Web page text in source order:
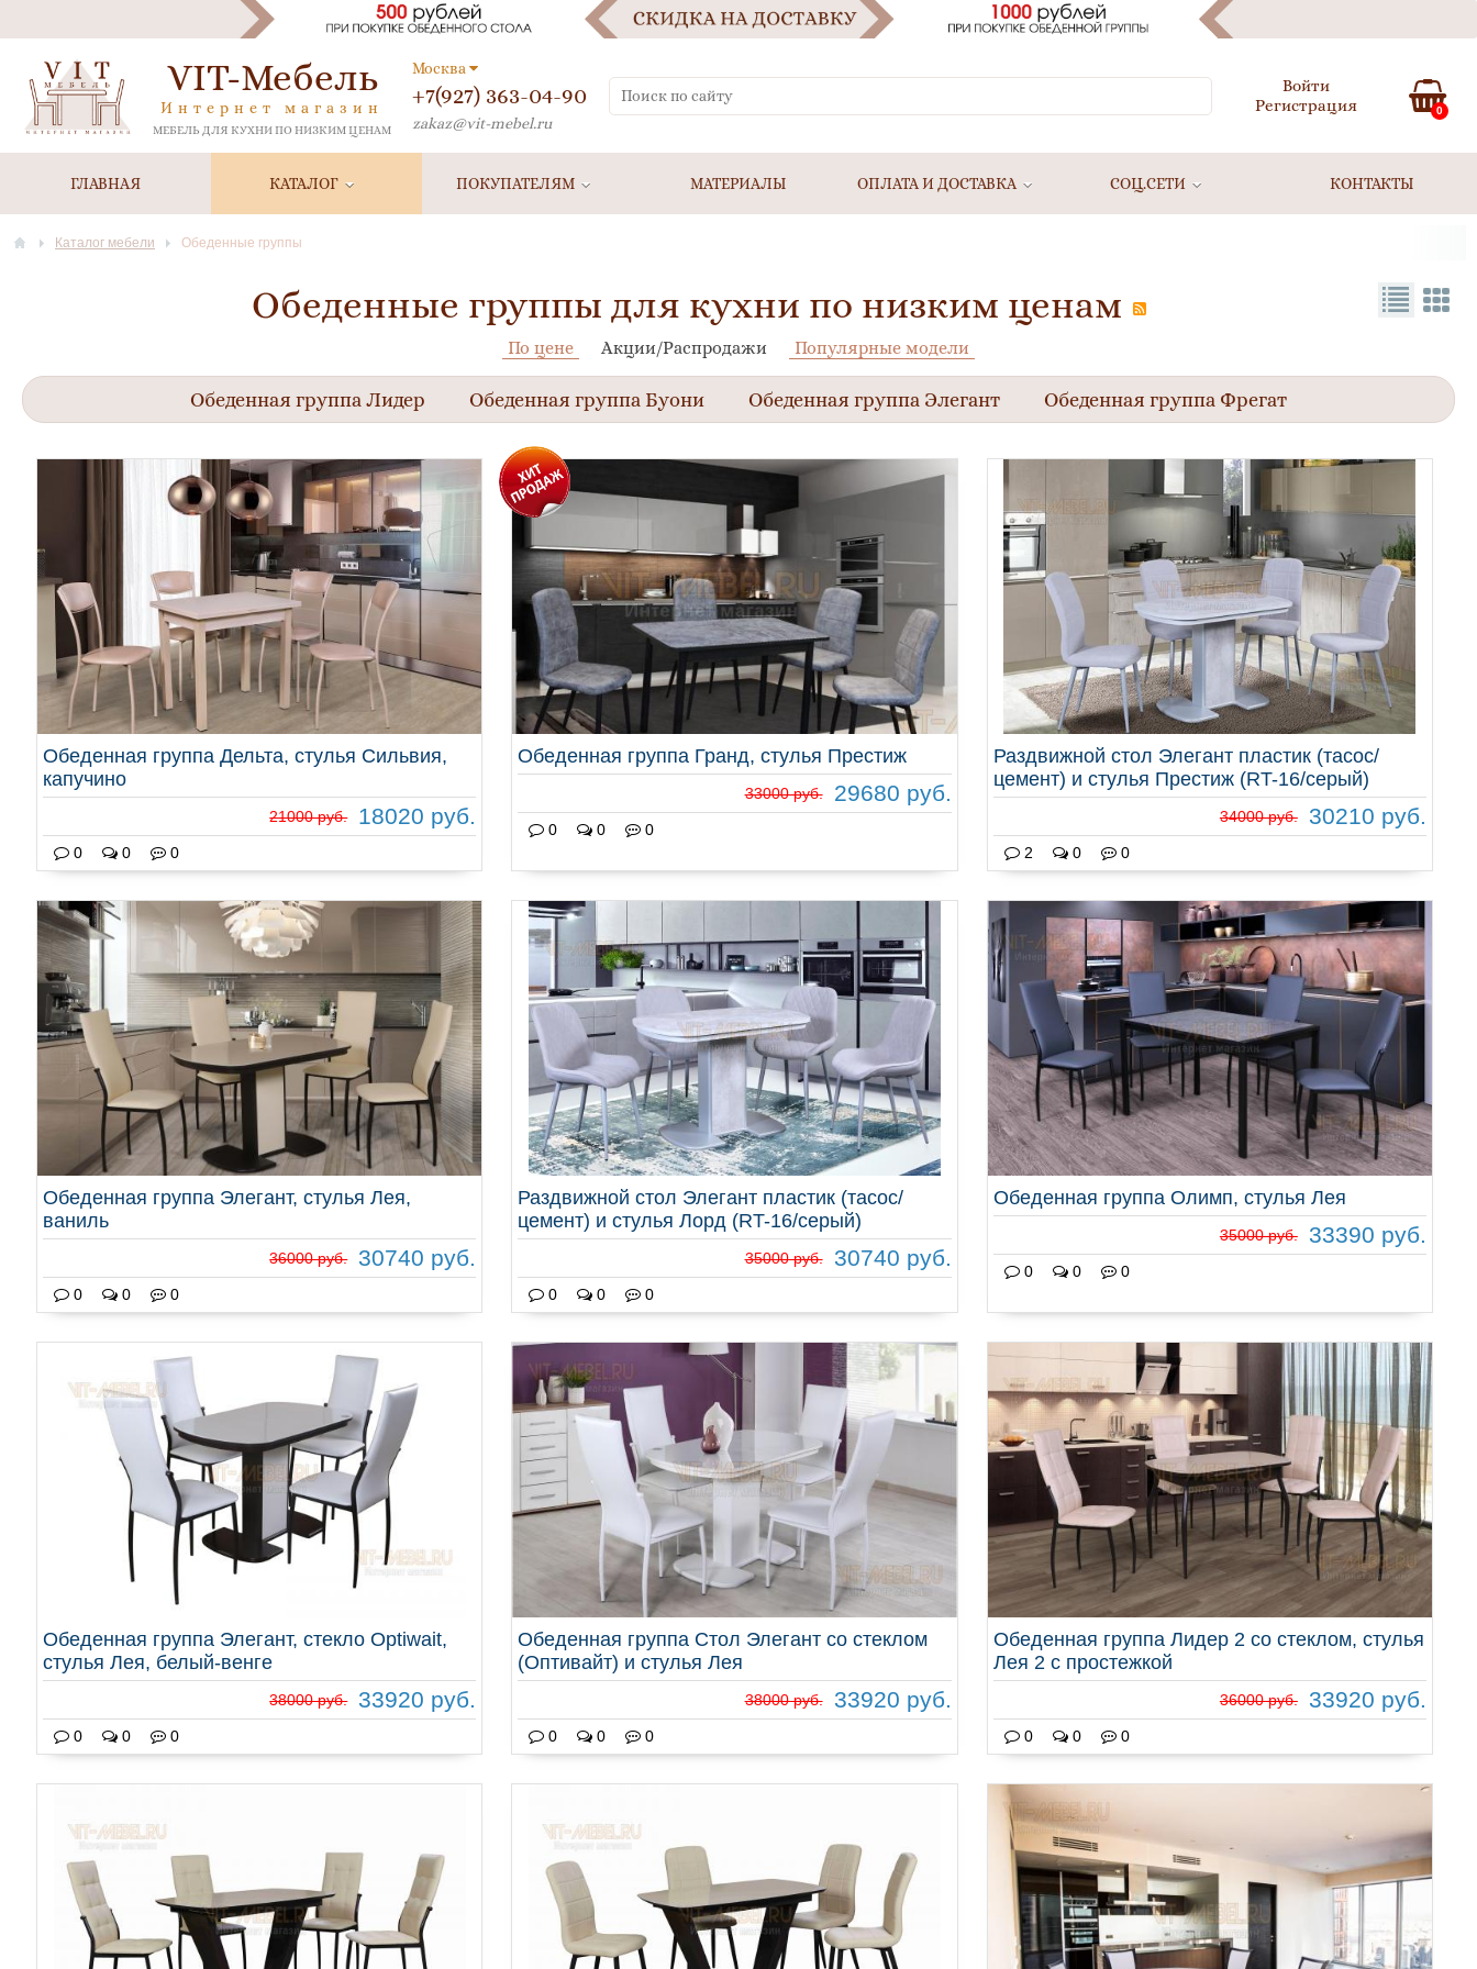
VIT-Мебель
Интернет магазин
МЕБЕЛЬ ДЛЯ КУХНИ ПО НИЗКИМ ЦЕНАМ
Москва
+7(927) 363-04-90
zakaz@vit-mebel.ru
Войти
Регистрация
0
ГЛАВНАЯ КАТАЛОГ ПОКУПАТЕЛЯМ МАТЕРИАЛЫ ОПЛАТА И ДОСТАВКА СОЦ.СЕТИ КОНТАКТЫ
Каталог мебели Обеденные группы
Обеденные группы для кухни по низким ценам
По цене Акции/Распродажи Популярные модели
Обеденная группа Лидер Обеденная группа Буони Обеденная группа Элегант Обеденная группа Фрегат
Обеденная группа Дельта, стулья Сильвия,
капучино
21000 руб. 18020 руб.
0 0 0
Обеденная группа Гранд, стулья Престиж
33000 руб. 29680 руб.
0 0 0
Раздвижной стол Элегант пластик (тасос/
цемент) и стулья Престиж (RT-16/серый)
34000 руб. 30210 руб.
2 0 0
Обеденная группа Элегант, стулья Лея,
ваниль
36000 руб. 30740 руб.
0 0 0
Раздвижной стол Элегант пластик (тасос/
цемент) и стулья Лорд (RT-16/серый)
35000 руб. 30740 руб.
0 0 0
Обеденная группа Олимп, стулья Лея
35000 руб. 33390 руб.
0 0 0
Обеденная группа Элегант, стекло Optiwait,
стулья Лея, белый-венге
38000 руб. 33920 руб.
0 0 0
Обеденная группа Стол Элегант со стеклом
(Оптивайт) и стулья Лея
38000 руб. 33920 руб.
0 0 0
Обеденная группа Лидер 2 со стеклом, стулья
Лея 2 с простежкой
36000 руб. 33920 руб.
0 0 0